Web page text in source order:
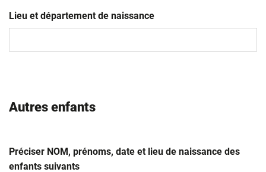
slash
MM
Lieu et département de naissance
Autres enfants
Préciser NOM, prénoms, date et lieu de naissance des
enfants suivants